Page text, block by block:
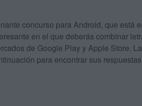
concurso para Android, que está
en el que deberás combinar
de Google Play y Apple Store.
para encontrar sus